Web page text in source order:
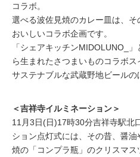
コラボ。
選べる波佐見焼のカレー皿は、そ
おいしいコラボ企画です。
「シェアキッチンMIDOLUNO_
ら生まれたさつまいものコラボス
サステナブルな武蔵野地ビールの
＜吉祥寺イルミネーション＞
11月3日(日)17時30分吉祥寺駅北
ション点灯式には、その昔、醤
焼の「コンプラ瓶」のクリスマス